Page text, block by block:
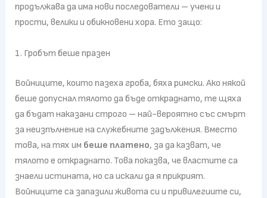
продължава да има нови последователи – учени и
прости, велики и обикновени хора. Ето защо:
1. Гробът беше празен
Войниците, които пазеха гроба, бяха римски. Ако някой
беше допуснал тялото да бъде откраднато, те щяха
да бъдат наказани строго – най-вероятно със смърт
за неизпълнение на служебните задължения. Вместо
това, на тях им беше платено, за да казват, че
тялото е откраднато. Това показва, че властите са
знаели истината, но са искали да я прикрият.
Войниците са запазили живота си и привилегиите си,